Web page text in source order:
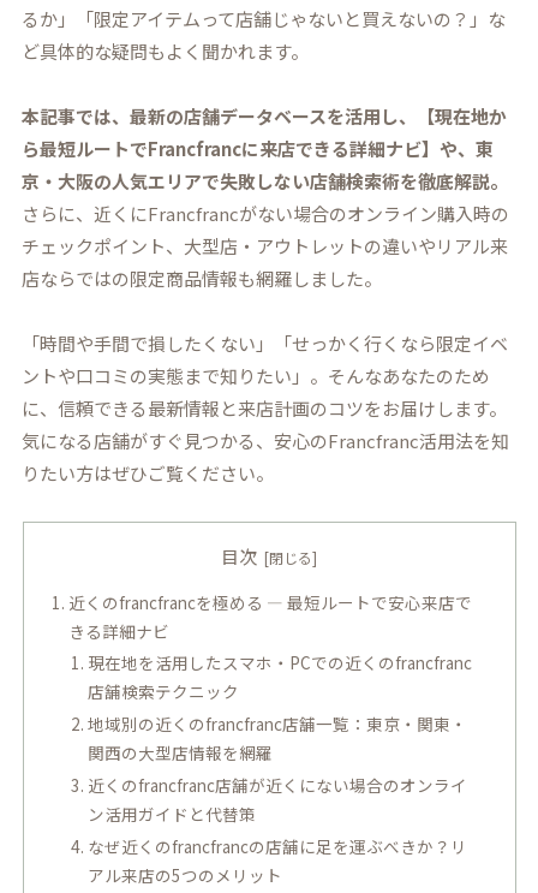
るか」「限定アイテムって店舗じゃないと買えないの？」な
ど具体的な疑問もよく聞かれます。
本記事では、最新の店舗データベースを活用し、【現在地か
ら最短ルートでFrancfrancに来店できる詳細ナビ】や、東
京・大阪の人気エリアで失敗しない店舗検索術を徹底解説。
さらに、近くにFrancfrancがない場合のオンライン購入時の
チェックポイント、大型店・アウトレットの違いやリアル来
店ならではの限定商品情報も網羅しました。
「時間や手間で損したくない」「せっかく行くなら限定イベ
ントや口コミの実態まで知りたい」。そんなあなたのため
に、信頼できる最新情報と来店計画のコツをお届けします。
気になる店舗がすぐ見つかる、安心のFrancfranc活用法を知
りたい方はぜひご覧ください。
目次
近くのfrancfrancを極める ― 最短ルートで安心来店で
きる詳細ナビ
現在地を活用したスマホ・PCでの近くのfrancfranc
店舗検索テクニック
地域別の近くのfrancfranc店舗一覧：東京・関東・
関西の大型店情報を網羅
近くのfrancfranc店舗が近くにない場合のオンライ
ン活用ガイドと代替策
なぜ近くのfrancfrancの店舗に足を運ぶべきか？リ
アル来店の5つのメリット